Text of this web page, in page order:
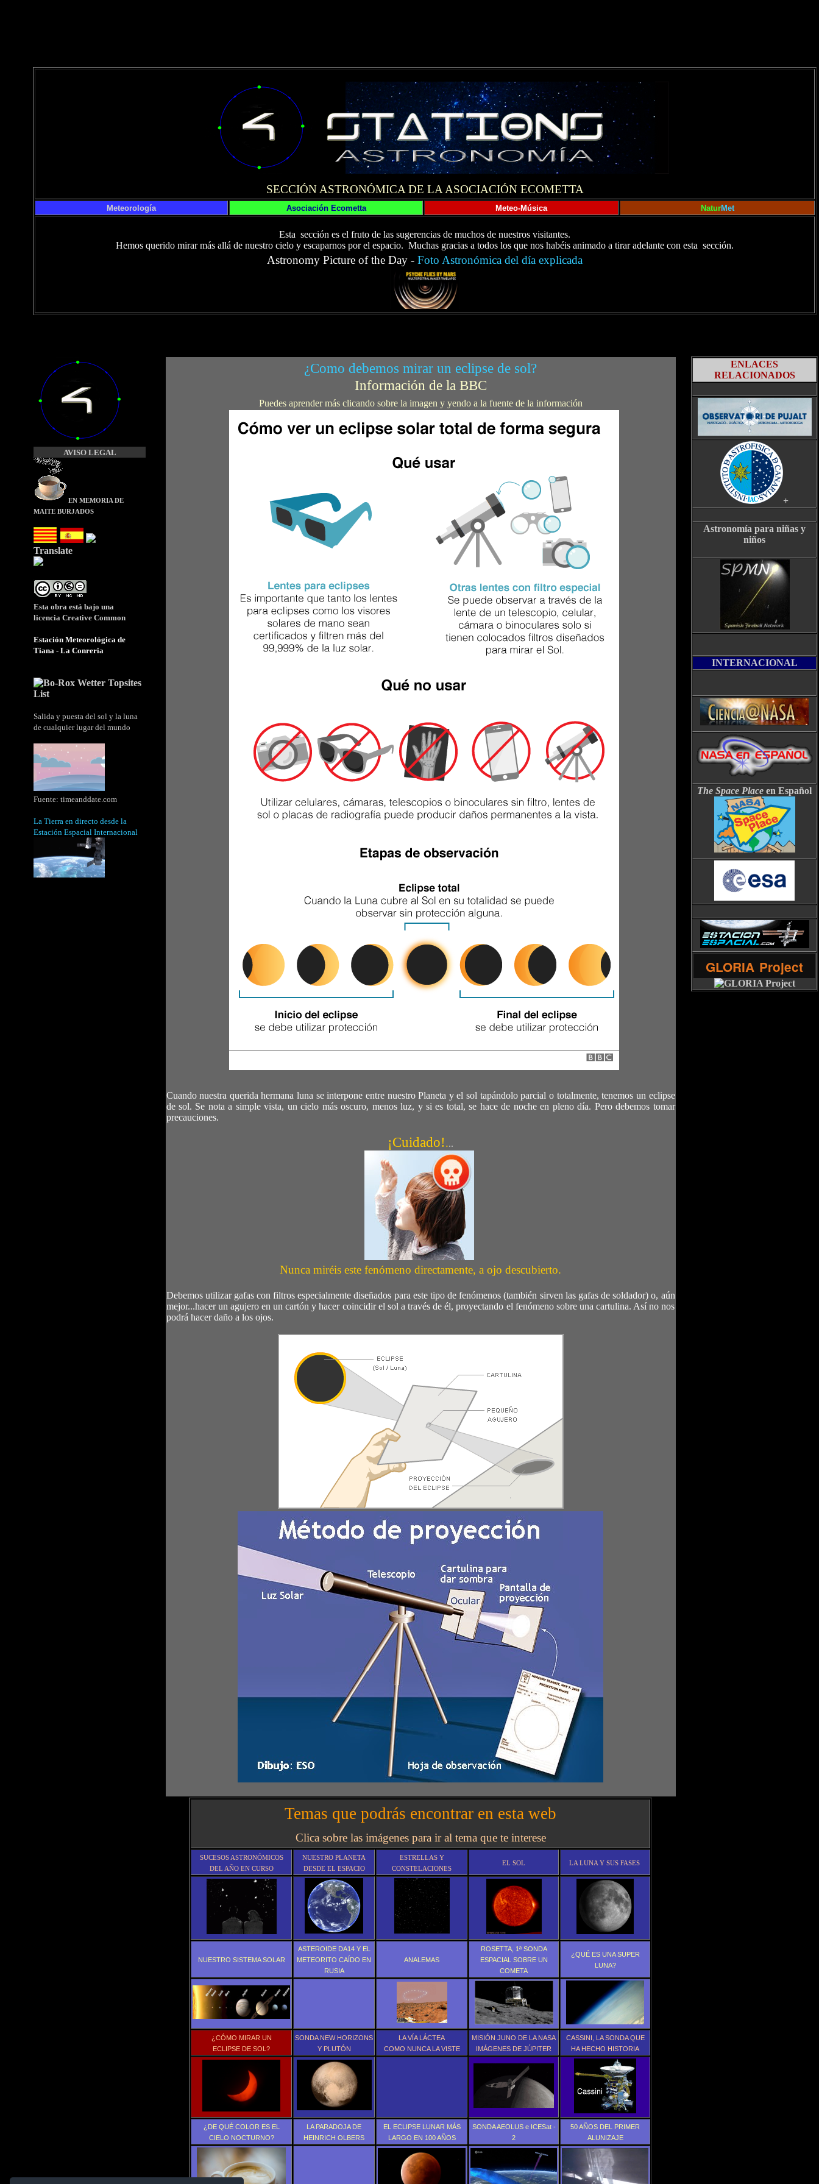
¿Como debemos mirar un eclipse de sol?
Información de la BBC
Puedes aprender más clicando sobre la imagen y yendo a la fuente de la información
Cuando nuestra querida hermana luna se interpone entre nuestro Planeta y el sol tapándolo parcial o totalmente, tenemos un eclipse
de sol. Se nota a simple vista, un cielo más oscuro, menos luz, y si es total, se hace de noche en pleno día. Pero debemos tomar
precauciones.
¡Cuidado!...
Nunca miréis este fenómeno directamente, a ojo descubierto.
Debemos utilizar gafas con filtros especialmente diseñados para este tipo de fenómenos (también sirven las gafas de soldador) o, aún
mejor...hacer un agujero en un cartón y hacer coincidir el sol a través de él, proyectando el fenómeno sobre una cartulina. Así no nos
podrá hacer daño a los ojos.
Temas que podrás encontrar en esta web
Clica sobre las imágenes para ir al tema que te interese
SUCESOS ASTRONÓMICOS
DEL AÑO EN CURSO
NUESTRO PLANETA
DESDE EL ESPACIO
ESTRELLAS Y
CONSTELACIONES
EL SOL LA LUNA Y SUS FASES
NUESTRO SISTEMA SOLAR
ASTEROIDE DA14 Y EL
METEORITO CAÍDO EN
RUSIA
ANALEMAS
ROSETTA, 1ª SONDA
ESPACIAL SOBRE UN
COMETA
¿QUÉ ES UNA SUPER
LUNA?
¿CÓMO MIRAR UN
ECLIPSE DE SOL?
SONDA NEW HORIZONS
Y PLUTÓN
LA VÍA LÁCTEA
COMO NUNCA LA VISTE
MISIÓN JUNO DE LA NASA
IMÁGENES DE JÚPITER
CASSINI, LA SONDA QUE
HA HECHO HISTORIA
¿DE QUÉ COLOR ES EL
CIELO NOCTURNO?
LA PARADOJA DE
HEINRICH OLBERS
EL ECLIPSE LUNAR MÁS
LARGO EN 100 AÑOS
SONDA AEOLUS e ICESat -
2
50 AÑOS DEL PRIMER
ALUNIZAJE
SECCIÓN ASTRONÓMICA DE LA ASOCIACIÓN ECOMETTA
Meteorología Asociación Ecometta Meteo-Música NaturMet
Esta sección es el fruto de las sugerencias de muchos de nuestros visitantes.
Hemos querido mirar más allá de nuestro cielo y escaparnos por el espacio. Muchas gracias a todos los que nos habéis animado a tirar adelante con esta sección.
Astronomy Picture of the Day - Foto Astronómica del día explicada
ENLACES
RELACIONADOS
+
Astronomía para niñas y
niños
INTERNACIONAL
The Space Place en Español
GLORIA Project
AVISO LEGAL
EN MEMORIA DE
MAITE BURJADOS
Translate
Esta obra está bajo una
licencia Creative Common
Estación Meteorológica de
Tiana - La Conreria
Salida y puesta del sol y la luna
de cualquier lugar del mundo
Fuente: timeanddate.com
La Tierra en directo desde la
Estación Espacial Internacional